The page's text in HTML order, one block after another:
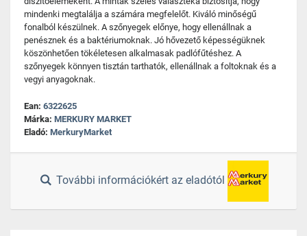
mindenki megtalálja a számára megfelelőt. Kiváló minőségű
fonalból készülnek. A szőnyegek előnye, hogy ellenállnak a
penésznek és a baktériumoknak. Jó hővezető képességüknek
köszönhetően tökéletesen alkalmasak padlófűtéshez. A
szőnyegek könnyen tisztán tarthatók, ellenállnak a foltoknak és a
vegyi anyagoknak.
Ean: 6322625
Márka: MERKURY MARKET
Eladó: MerkuryMarket
További információkért az eladótól